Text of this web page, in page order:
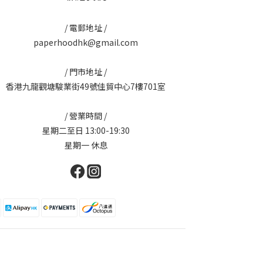
/ 電郵地址 /
paperhoodhk@gmail.com
/ 門市地址 /
香港九龍觀塘駿業街49號佳貿中心7樓701室
/ 營業時間 /
星期二至日 13:00-19:30
星期一 休息